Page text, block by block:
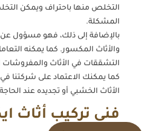
التخلص منها باحتراف ويمكن
المشكلة.
بالإضافة إلى ذلك، فهو مسؤول عن
والأثاث المكسور. كما يمكنه
التشققات في الأثاث والمفروشات
كما يمكنك الاعتماد على شركتنا
الأثاث الخشبي أو تجديده عند
فني تركيب أثاث